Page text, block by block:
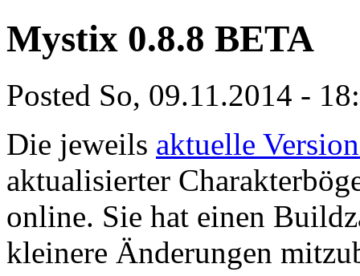
Mystix 0.8.8 BETA
Posted So, 09.11.2014 -
Die jeweils aktuelle
aktualisierter
online. Sie hat einen
kleinere Änderungen